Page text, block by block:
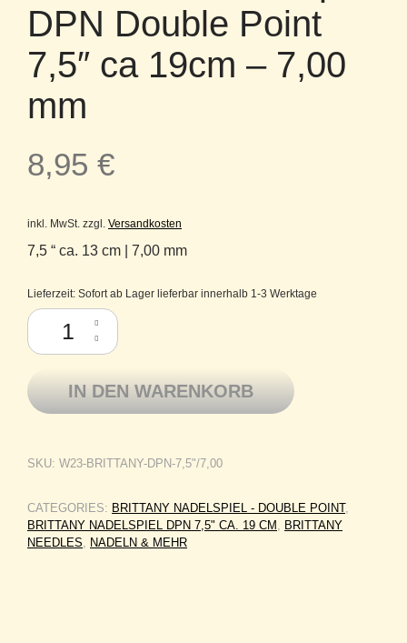
DPN Double Point
7,5″ ca 19cm – 7,00
mm
8,95 €
inkl. MwSt. zzgl. Versandkosten
7,5 “ ca. 13 cm | 7,00 mm
Lieferzeit: Sofort ab Lager lieferbar innerhalb 1-3 Werktage
Brittany Needles Birkenholz Nadelspiel DPN Double Point 7,5" ca
IN DEN WARENKORB
SKU: W23-BRITTANY-DPN-7,5"/7,00
CATEGORIES: BRITTANY NADELSPIEL - DOUBLE POINT,
BRITTANY NADELSPIEL DPN 7,5" CA. 19 CM
BRITTANY
NEEDLES
NADELN & MEHR